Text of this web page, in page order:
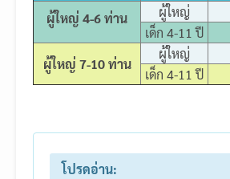
ผู้ใหญ่ 4-6 ท่าน
ผู้ใหญ่
เด็ก 4-11 ปี
ผู้ใหญ่ 7-10 ท่าน
ผู้ใหญ่
เด็ก 4-11 ปี
โปรดอ่าน: